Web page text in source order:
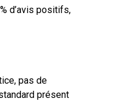
d’avis positifs,
pas de
présent